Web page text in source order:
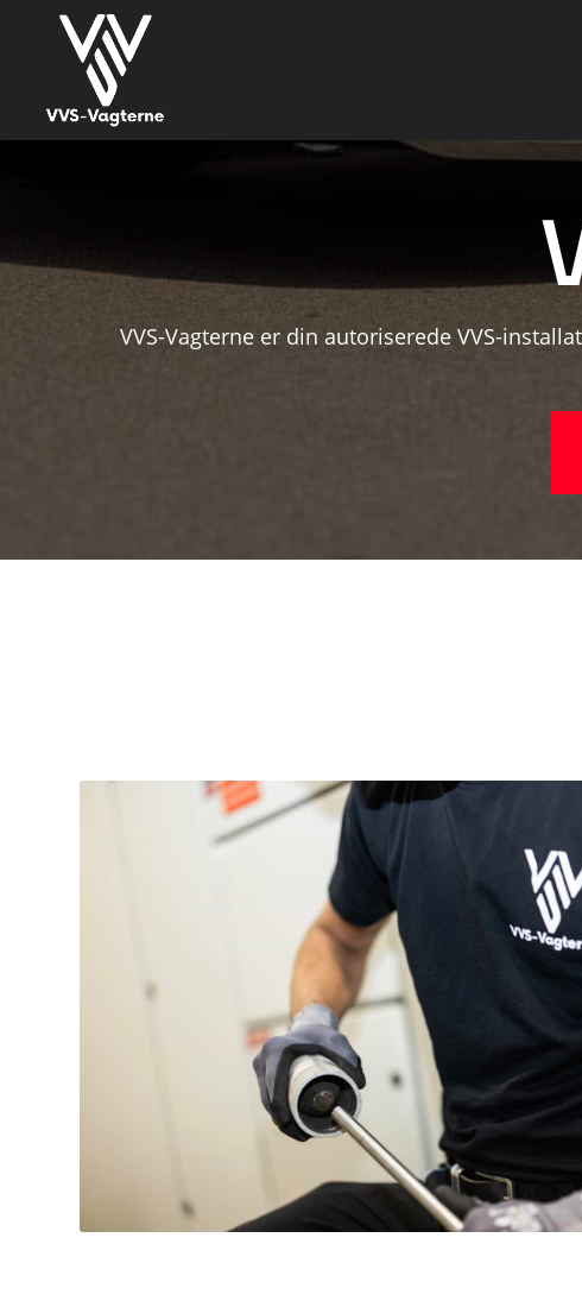
VVS-Vagterne er din autoriserede VVS-